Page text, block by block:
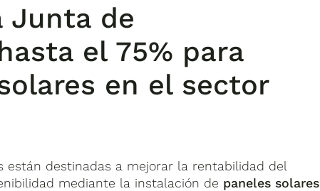
Junta de
el 75% para
en el sector
destinadas a mejorar la rentabilidad del
mediante la instalación de paneles solares